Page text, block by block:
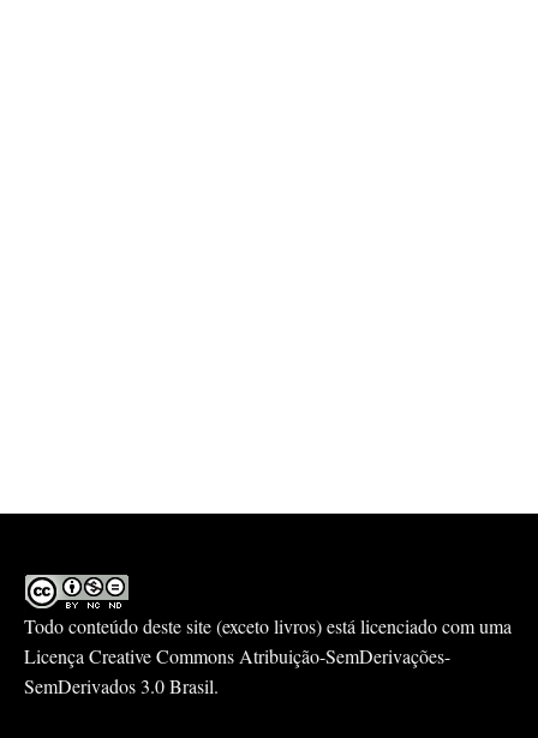
Todo conteúdo deste site (exceto livros) está licenciado com uma
Licença Creative Commons Atribuição-SemDerivações-
SemDerivados 3.0 Brasil.